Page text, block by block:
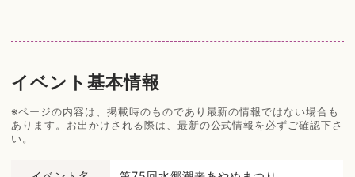
イベント基本情報
※ページの内容は、掲載時のものであり最新の情報ではない場合も
あります。お出かけされる際は、最新の公式情報を必ずご確認下さ
い。